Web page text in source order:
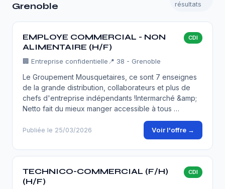
Grenoble
résultats
EMPLOYE COMMERCIAL - NON
ALIMENTAIRE (H/F)
CDI
🏢 Entreprise confidentielle 📍 38 - Grenoble
Le Groupement Mousquetaires, ce sont 7 enseignes
de la grande distribution, collaborateurs et plus de
chefs d'entreprise indépendants !Intermarché &amp;
Netto fait du mieux manger accessible à tous …
Publiée le 25/03/2026 Voir l'offre →
TECHNICO-COMMERCIAL (F/H)
(H/F)
CDI